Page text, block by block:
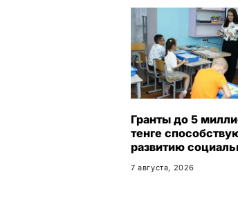
Гранты до 5
тенге
развитию
Карагандинской
7 августа, 2026